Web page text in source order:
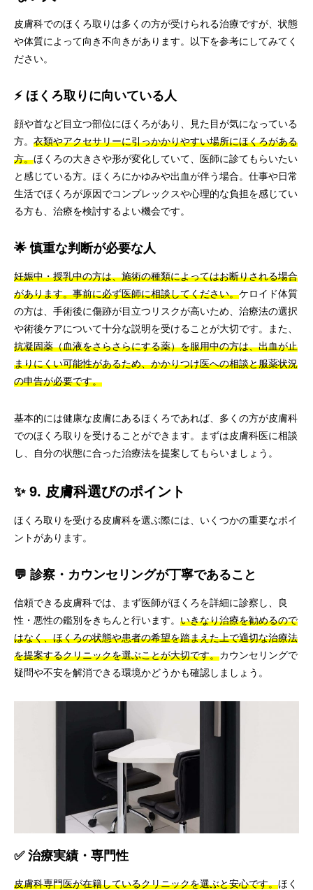
皮膚科でのほくろ取りは多くの方が受けられる治療ですが、状態
や体質によって向き不向きがあります。以下を参考にしてみてく
ださい。
⚡ ほくろ取りに向いている人
顔や首など目立つ部位にほくろがあり、見た目が気になっている
方。 衣類やアクセサリーに引っかかりやすい場所にほくろがある
方。ほくろの大きさや形が変化していて、医師に診てもらいたい
と感じている方。ほくろにかゆみや出血が伴う場合。仕事や日常
生活でほくろが原因でコンプレックスや心理的な負担を感じてい
る方も、治療を検討するよい機会です。
🌟 慎重な判断が必要な人
妊娠中・授乳中の方は、施術の種類によってはお断りされる場合
があります。事前に必ず医師に相談してください。ケロイド体質
の方は、手術後に傷跡が目立つリスクが高いため、治療法の選択
や術後ケアについて十分な説明を受けることが大切です。また、
抗凝固薬（血液をさらさらにする薬）を服用中の方は、出血が止
まりにくい可能性があるため、かかりつけ医への相談と服薬状況
の申告が必要です。
基本的には健康な皮膚にあるほくろであれば、多くの方が皮膚科
でのほくろ取りを受けることができます。まずは皮膚科医に相談
し、自分の状態に合った治療法を提案してもらいましょう。
✨ 9. 皮膚科選びのポイント
ほくろ取りを受ける皮膚科を選ぶ際には、いくつかの重要なポイ
ントがあります。
💬 診察・カウンセリングが丁寧であること
信頼できる皮膚科では、まず医師がほくろを詳細に診察し、良
性・悪性の鑑別をきちんと行います。 いきなり治療を勧めるので
はなく、ほくろの状態や患者の希望を踏まえた上で適切な治療法
を提案するクリニックを選ぶことが大切です。カウンセリングで
疑問や不安を解消できる環境かどうかも確認しましょう。
✅ 治療実績・専門性
皮膚科専門医が在籍しているクリニックを選ぶと安心です。ほく